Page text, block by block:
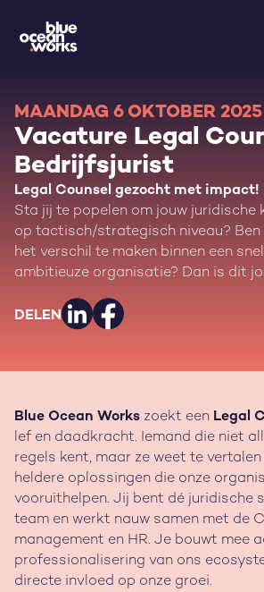
MAANDAG 6 OKTOBER 2025
Vacature Legal
Bedrijfsjurist
Legal Counsel gezocht met impact!
Sta jij te popelen om jouw juridische
op tactisch/strategisch niveau? Ben
het verschil te maken binnen een
ambitieuze organisatie? Dan is dit
DELEN
Blue Ocean Works zoekt een Legal
lef en daadkracht. Iemand die niet
regels kent, maar ze weet te
heldere oplossingen die onze
vooruithelpen. Jij bent dé juridische
team en werkt nauw samen met de
management en HR. Je bouwt mee
professionalisering van ons
directe invloed op onze groei.